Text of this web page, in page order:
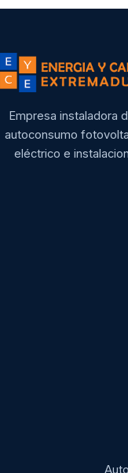
Empresa instaladora
autoconsumo
eléctrico e